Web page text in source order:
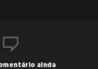
ainda